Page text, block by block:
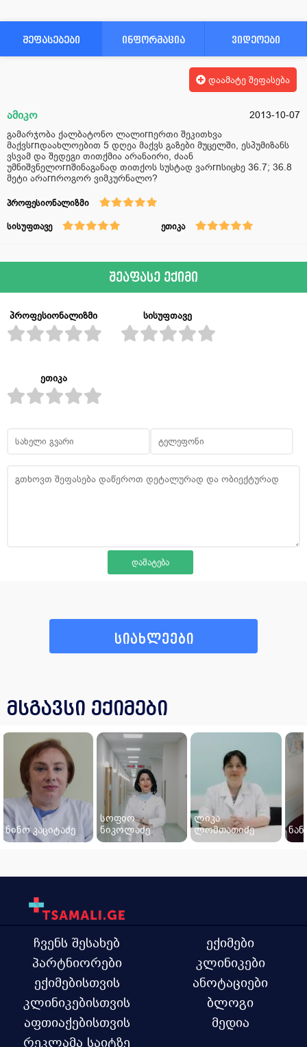
შეფასებები ინფორმაცია ვიდეოები
დაამატე შეფასება
ამიკო
2013-10-07
გამარჯობა ქალბატონო ლალიrnერთი შეკითხვა
მაქვსrnდაახლოებით 5 დღეა მაქვს გაზები მუცელში, ესპუმიზანს
ვსვამ და შედეგი თითქმია არანაირი, ძაან
უმნიშვნელოrnშინაგანად თითქოს სუსტად ვარrnსიცხე 36.7; 36.8
მეტი არაrnროგორ ვიმკურნალო?
პროფესიონალიზმი
სისუფთავე ეთიკა
შეაფასე ექიმი
პროფესიონალიზმი სისუფთავე
ეთიკა
სიახლეები
მსგავსი ექიმები
ნინო კაციტაძე
სოფიო
ნიკოლაძე
ლიკა
ლომთათიძე
ჩვენს შესახებ
პარტნიორები
ექიმებისთვის
კლინიკებისთვის
აფთიაქებისთვის
რეკლამა საიტზე
ექიმები
კლინიკები
ანოტაციები
ბლოგი
მედია